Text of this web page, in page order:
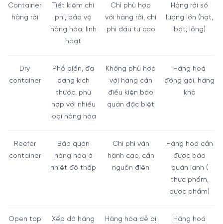
Container
hàng rời
Tiết kiệm chi
phí, bảo vệ
hàng hóa, linh
hoạt
Chỉ phù hợp
với hàng rời, chi
phí đầu tư cao
Hàng rời số
lượng lớn (hạt,
bột, lỏng)
Dry
container
Phổ biến, đa
dạng kích
thước, phù
hợp với nhiều
loại hàng hóa
Không phù hợp
với hàng cần
điều kiện bảo
quản đặc biệt
Hàng hoá
đóng gói, hàng
khô
Reefer
container
Bảo quản
hàng hóa ở
nhiệt độ thấp
Chi phí vận
hành cao, cần
nguồn điện
Hàng hoá cần
được bảo
quản lạnh (
thực phẩm,
dược phẩm)
Open top
Xếp dỡ hàng
Hàng hóa dễ bị
Hàng hoá